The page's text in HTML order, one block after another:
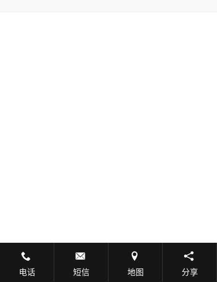
电话 短信 地图 分享